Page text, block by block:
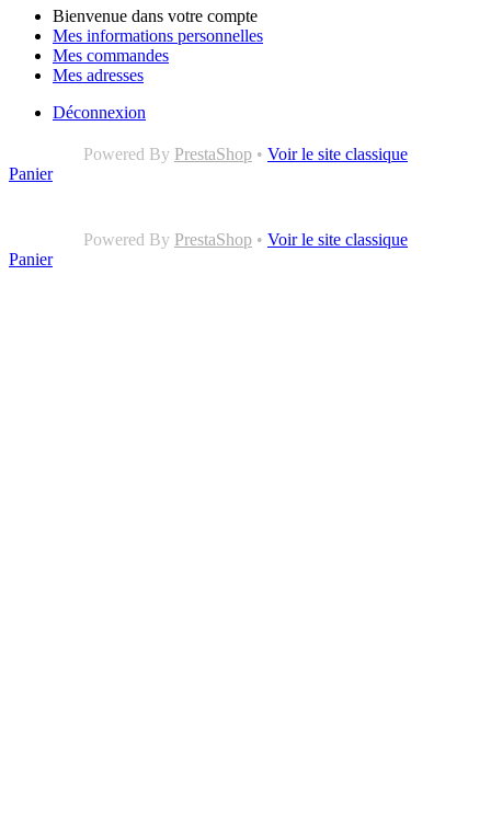
Bienvenue dans votre compte
Mes informations personnelles
Mes commandes
Mes adresses
Déconnexion
Powered By PrestaShop • Voir le site classique
Panier
Powered By PrestaShop • Voir le site classique
Panier